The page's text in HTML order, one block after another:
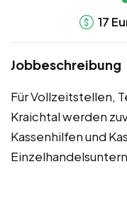
17
Jobbeschreibung
Für Vollzeitstellen,
Kraichtal werden
Kassenhilfen und